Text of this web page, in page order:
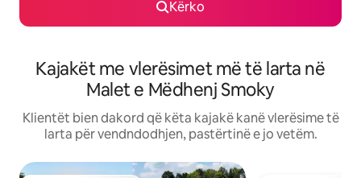
Kërko
Kajakët me vlerësimet më të larta në
Malet e Mëdhenj Smoky
Klientët bien dakord që këta kajakë kanë vlerësime të
larta për vendndodhjen, pastërtinë e jo vetëm.